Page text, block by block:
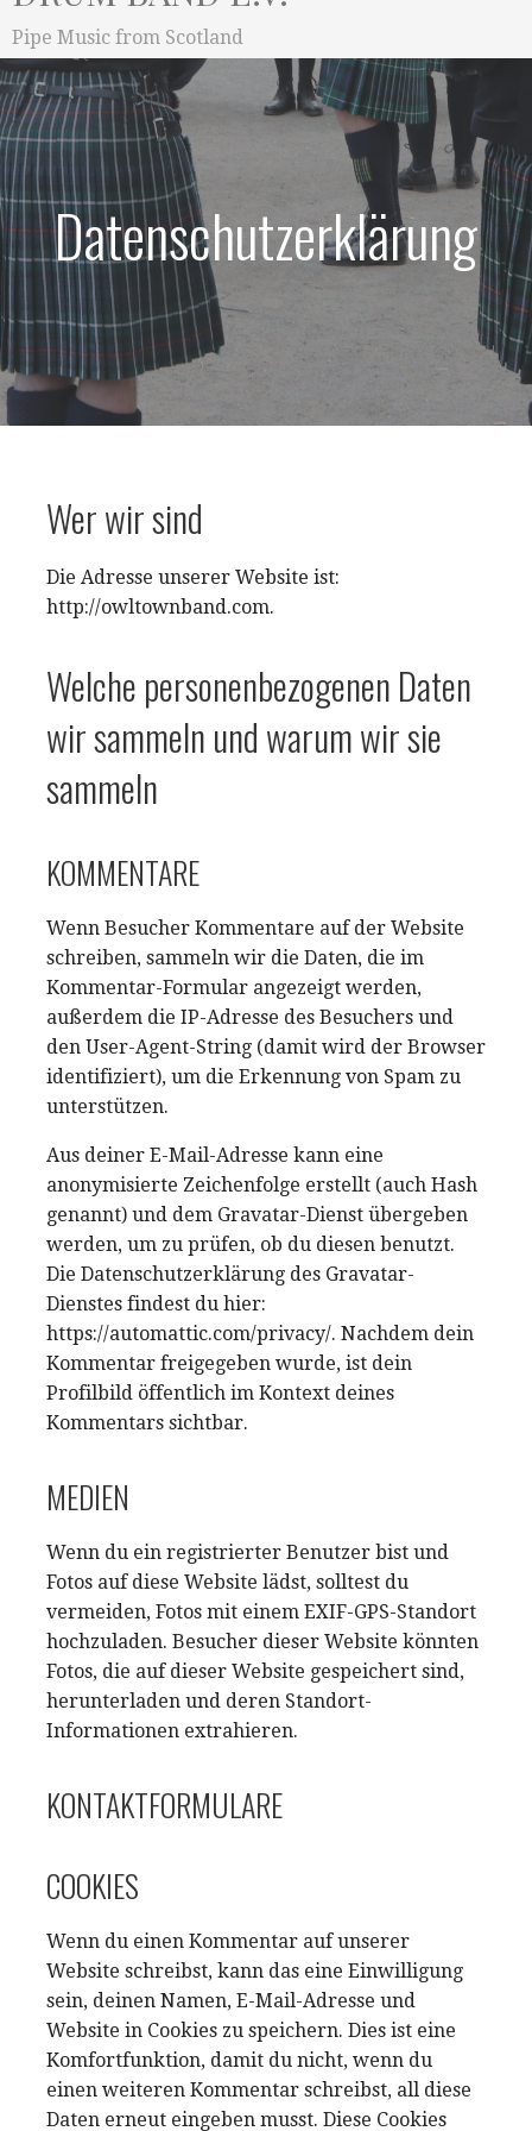
Pipe Music from Scotland
Datenschutzerklärung
Wer wir sind
Die Adresse unserer Website ist:
http://owltownband.com.
Welche personenbezogenen Daten
wir sammeln und warum wir sie
sammeln
KOMMENTARE
Wenn Besucher Kommentare auf der Website
schreiben, sammeln wir die Daten, die im
Kommentar-Formular angezeigt werden,
außerdem die IP-Adresse des Besuchers und
den User-Agent-String (damit wird der Browser
identifiziert), um die Erkennung von Spam zu
unterstützen.
Aus deiner E-Mail-Adresse kann eine
anonymisierte Zeichenfolge erstellt (auch Hash
genannt) und dem Gravatar-Dienst übergeben
werden, um zu prüfen, ob du diesen benutzt.
Die Datenschutzerklärung des Gravatar-
Dienstes findest du hier:
https://automattic.com/privacy/. Nachdem dein
Kommentar freigegeben wurde, ist dein
Profilbild öffentlich im Kontext deines
Kommentars sichtbar.
MEDIEN
Wenn du ein registrierter Benutzer bist und
Fotos auf diese Website lädst, solltest du
vermeiden, Fotos mit einem EXIF-GPS-Standort
hochzuladen. Besucher dieser Website könnten
Fotos, die auf dieser Website gespeichert sind,
herunterladen und deren Standort-
Informationen extrahieren.
KONTAKTFORMULARE
COOKIES
Wenn du einen Kommentar auf unserer
Website schreibst, kann das eine Einwilligung
sein, deinen Namen, E-Mail-Adresse und
Website in Cookies zu speichern. Dies ist eine
Komfortfunktion, damit du nicht, wenn du
einen weiteren Kommentar schreibst, all diese
Daten erneut eingeben musst. Diese Cookies